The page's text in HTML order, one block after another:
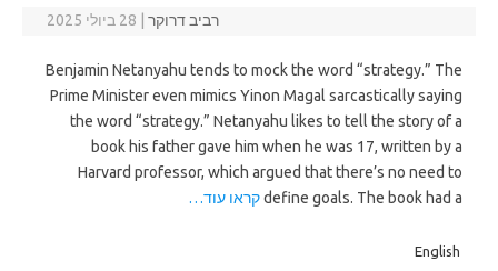
רביב דרוקר 28 ביולי 2025
Benjamin Netanyahu tends to mock the word “strategy.” The
Prime Minister even mimics Yinon Magal sarcastically saying
the word “strategy.” Netanyahu likes to tell the story of a
book his father gave him when he was 17, written by a
Harvard professor, which argued that there’s no need to
define goals. The book had aקראו עוד…
English